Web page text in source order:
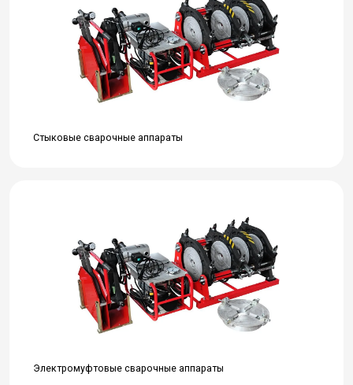
Стыковые сварочные аппараты
Электромуфтовые сварочные аппараты